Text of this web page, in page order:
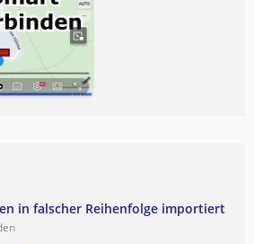
in falscher Reihenfolge importiert